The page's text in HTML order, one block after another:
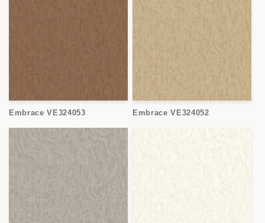
Embrace VE324053 Embrace VE324052